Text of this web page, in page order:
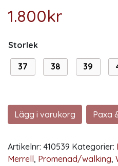
1.800kr
Storlek
37 38 39
Lägg i varukorg Paxa
Artikelnr: 410539 Kategorier:
Merrell, Promenad/walking,